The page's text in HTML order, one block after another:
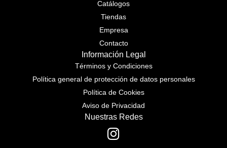
Catálogos
Tiendas
Empresa
Contacto
Información Legal
Términos y Condiciones
Política general de protección de datos personales
Política de Cookies
Aviso de Privacidad
Nuestras Redes